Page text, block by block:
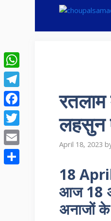
लहसुन
April 18, 2023
18
आज 18
अनाजों
WhatsApp
Telegram
Facebook
Twitter
Email